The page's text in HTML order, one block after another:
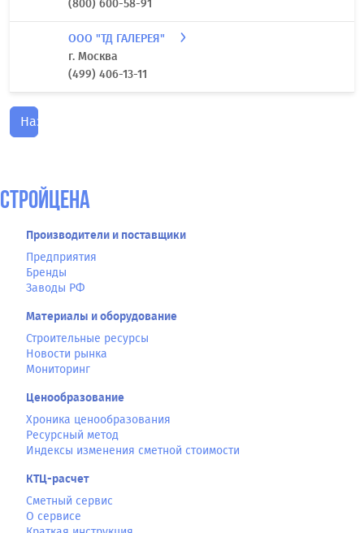
(800) 600-58-91
ООО "ТД ГАЛЕРЕЯ"
г. Москва
(499) 406-13-11
Назад
СтройЦена
Производители и поставщики
Предприятия
Бренды
Заводы РФ
Материалы и оборудование
Строительные ресурсы
Новости рынка
Мониторинг
Ценообразование
Хроника ценообразования
Ресурсный метод
Индексы изменения сметной стоимости
КТЦ-расчет
Сметный сервис
О сервисе